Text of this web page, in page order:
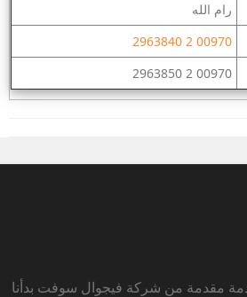
رام الله
00970 2 2963840
00970 2 2963850
مقدمة من شركة فيجوال سوفت بدأنا